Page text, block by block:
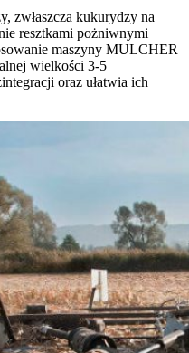
zwłaszcza kukurydzy na
resztkami pożniwnymi
maszyny MULCHER
wielkości 3-5
oraz ułatwia ich